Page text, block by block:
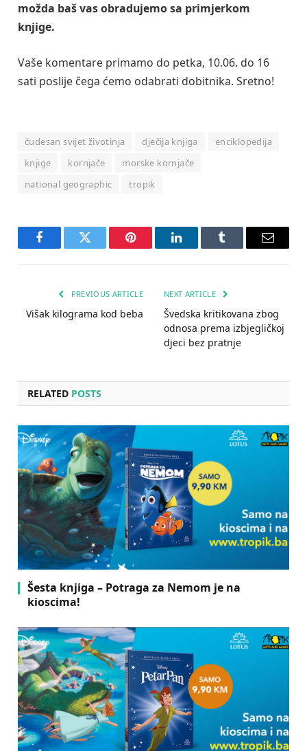
možda baš vas obradujemo sa primjerkom
knjige.
Vaše komentare primamo do petka, 10.06. do 16
sati poslije čega ćemo odabrati dobitnika. Sretno!
čudesan svijet životinja dječija knjiga
enciklopedija
knjige
kornjače
morske kornjače
national geographic
tropik
FacebookTwitter Pinterest LinkedInTumblr Email
PREVIOUS ARTICLE
Višak kilograma kod beba
NEXT ARTICLE
Švedska kritikovana zbog
odnosa prema izbjegličkoj
djeci bez pratnje
RELATED POSTS
Šesta knjiga – Potraga za Nemom je na
kioscima!